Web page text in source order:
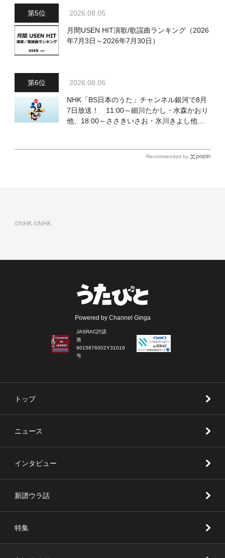
2026.08.05
月間USEN HIT演歌/歌謡曲ランキング（2026
年7月3日～2026年7月30日）
2026.08.06
NHK「BS日本のうた」チャンネル銀河で8月
7日放送！ 11:00～細川たかし・水森かおり
他、18:00～ささきいさお・氷川きよし他登
Recommended by
©NHK©NHK
Powered by Channel Ginga
JASRAC許諾
第
9015876002Y31016
号
トップ
ニュース
インタビュー
新譜ウラ話
特集